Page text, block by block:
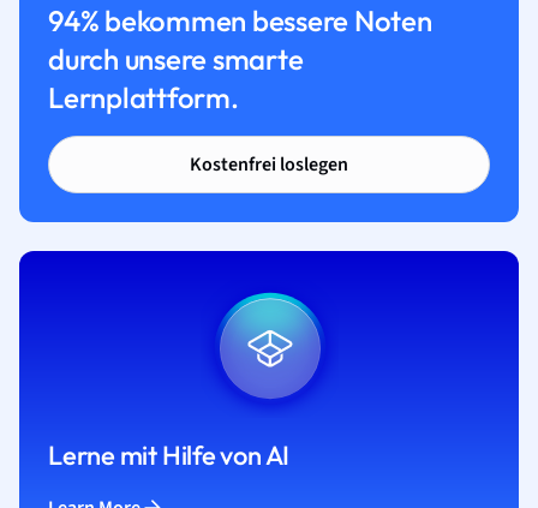
94% bekommen bessere Noten
durch unsere smarte
Lernplattform.
Kostenfrei loslegen
Lerne mit Hilfe von AI